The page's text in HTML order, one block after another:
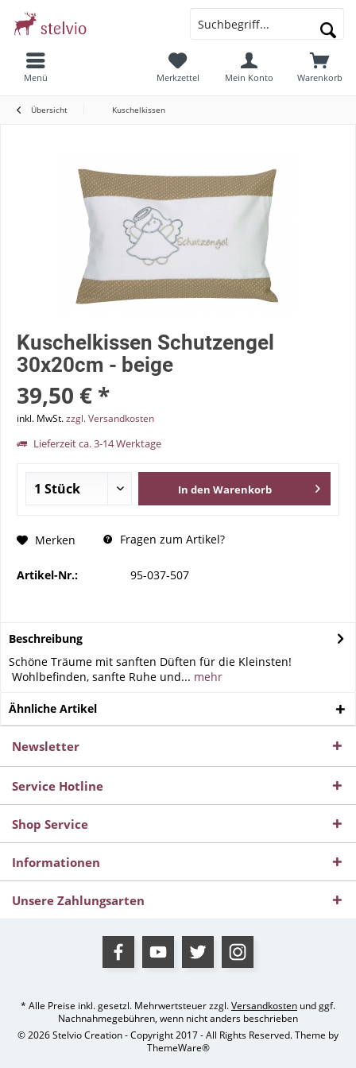
Menü Warenkorb
Merkzettel Mein Konto
Übersicht Kuschelkissen
Kuschelkissen Schutzengel
30x20cm - beige
39,50 € *
inkl. MwSt.zzgl. Versandkosten
Lieferzeit ca. 3-14 Werktage
In den Warenkorb
Merken Fragen zum Artikel?
Artikel-Nr.: 95-037-507
Beschreibung
Schöne Träume mit sanften Düften für die Kleinsten!
Wohlbefinden, sanfte Ruhe und... mehr
Ähnliche Artikel
Newsletter
Service Hotline
Shop Service
Informationen
Unsere Zahlungsarten
* Alle Preise inkl. gesetzl. Mehrwertsteuer zzgl.Versandkosten und ggf.
Nachnahmegebühren, wenn nicht anders beschrieben
© 2026 Stelvio Creation - Copyright 2017 - All Rights Reserved. Theme by
ThemeWare®